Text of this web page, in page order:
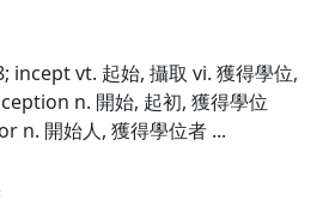
incept vt. 起始, 攝取 vi. 獲得學位,
n. 開始, 起初, 獲得學位
n. 開始人, 獲得學位者 ...